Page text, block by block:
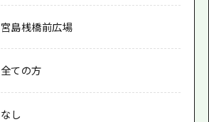
宮島桟橋前広場
全ての方
なし